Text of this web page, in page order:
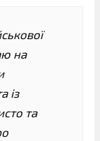
на
із
та